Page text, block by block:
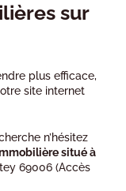
sur
plus efficace,
site internet
n’hésitez
situé à
69006 (Accès